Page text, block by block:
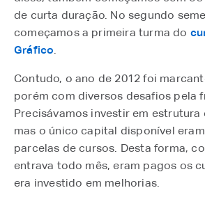
de curta duração. No segundo
começamos a primeira turma do
Gráfico.
Contudo, o ano de 2012 foi
porém com diversos desafios pela
Precisávamos investir em estrutura
mas o único capital disponível
parcelas de cursos. Desta forma,
entrava todo mês, eram pagos os
era investido em melhorias.